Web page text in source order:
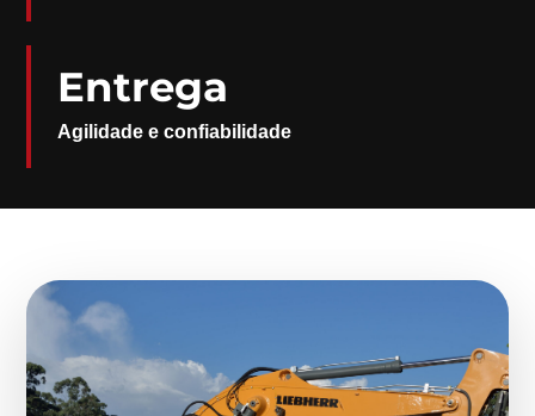
Entrega
Agilidade e confiabilidade